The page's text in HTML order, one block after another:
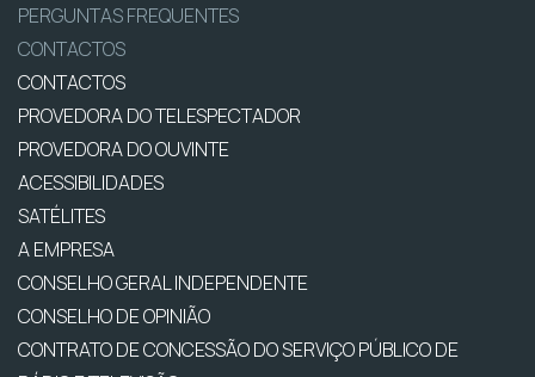
PERGUNTAS FREQUENTES
CONTACTOS
CONTACTOS
PROVEDORA DO TELESPECTADOR
PROVEDORA DO OUVINTE
ACESSIBILIDADES
SATÉLITES
A EMPRESA
CONSELHO GERAL INDEPENDENTE
CONSELHO DE OPINIÃO
CONTRATO DE CONCESSÃO DO SERVIÇO PÚBLICO DE